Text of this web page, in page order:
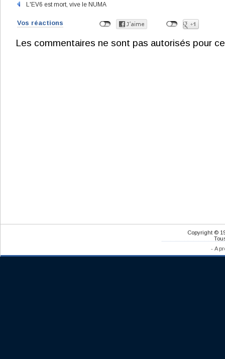
L'EV6 est mort, vive le NUMA
Vos réactions
Les commentaires ne sont pas autorisés pour
Copyright ©
- A